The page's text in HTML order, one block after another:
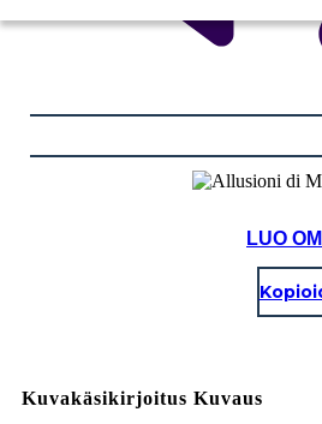
LUO
Kuvakäsikirjoitus Kuvaus